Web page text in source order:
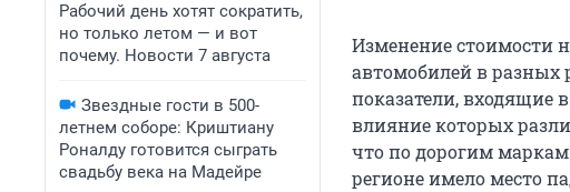
Рабочий день хотят сократить,
но только летом — и вот
почему. Новости 7 августа
Звездные гости в 500-
летнем соборе: Криштиану
Роналду готовится сыграть
свадьбу века на Мадейре
Изменение стоимости
автомобилей в разных
показатели, входящие
влияние которых
что по дорогим маркам
регионе имело место